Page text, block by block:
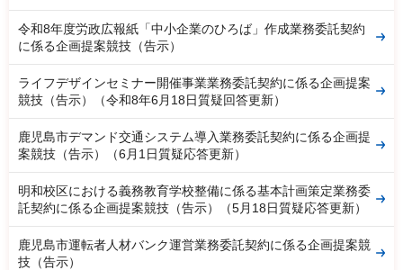
令和8年度労政広報紙「中小企業のひろば」作成業務委託契約
に係る企画提案競技（告示）
ライフデザインセミナー開催事業業務委託契約に係る企画提案
競技（告示）（令和8年6月18日質疑回答更新）
鹿児島市デマンド交通システム導入業務委託契約に係る企画提
案競技（告示）（6月1日質疑応答更新）
明和校区における義務教育学校整備に係る基本計画策定業務委
託契約に係る企画提案競技（告示）（5月18日質疑応答更新）
鹿児島市運転者人材バンク運営業務委託契約に係る企画提案競
技（告示）